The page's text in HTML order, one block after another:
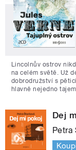
Lincolnův ostrov
na celém světě. Už
dobrodružství s
hlavně nejedno
Dej
Petra